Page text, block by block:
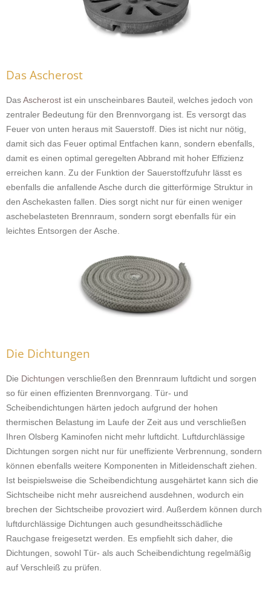
Das Ascherost
DasAscherost ist ein unscheinbares Bauteil, welches jedoch von
zentraler Bedeutung für den Brennvorgang ist. Es versorgt das
Feuer von unten heraus mit Sauerstoff. Dies ist nicht nur nötig,
damit sich das Feuer optimal Entfachen kann, sondern ebenfalls,
damit es einen optimal geregelten Abbrand mit hoher Effizienz
erreichen kann. Zu der Funktion der Sauerstoffzufuhr lässt es
ebenfalls die anfallende Asche durch die gitterförmige Struktur in
den Aschekasten fallen. Dies sorgt nicht nur für einen weniger
aschebelasteten Brennraum, sondern sorgt ebenfalls für ein
leichtes Entsorgen der Asche.
Die Dichtungen
Die Dichtungen verschließen den Brennraum luftdicht und sorgen
so für einen effizienten Brennvorgang. Tür- und
Scheibendichtungen härten jedoch aufgrund der hohen
thermischen Belastung im Laufe der Zeit aus und verschließen
Ihren Olsberg Kaminofen nicht mehr luftdicht. Luftdurchlässige
Dichtungen sorgen nicht nur für uneffiziente Verbrennung, sondern
können ebenfalls weitere Komponenten in Mitleidenschaft ziehen.
Ist beispielsweise die Scheibendichtung ausgehärtet kann sich die
Sichtscheibe nicht mehr ausreichend ausdehnen, wodurch ein
brechen der Sichtscheibe provoziert wird. Außerdem können durch
luftdurchlässige Dichtungen auch gesundheitsschädliche
Rauchgase freigesetzt werden. Es empfiehlt sich daher, die
Dichtungen, sowohl Tür- als auch Scheibendichtung regelmäßig
auf Verschleiß zu prüfen.